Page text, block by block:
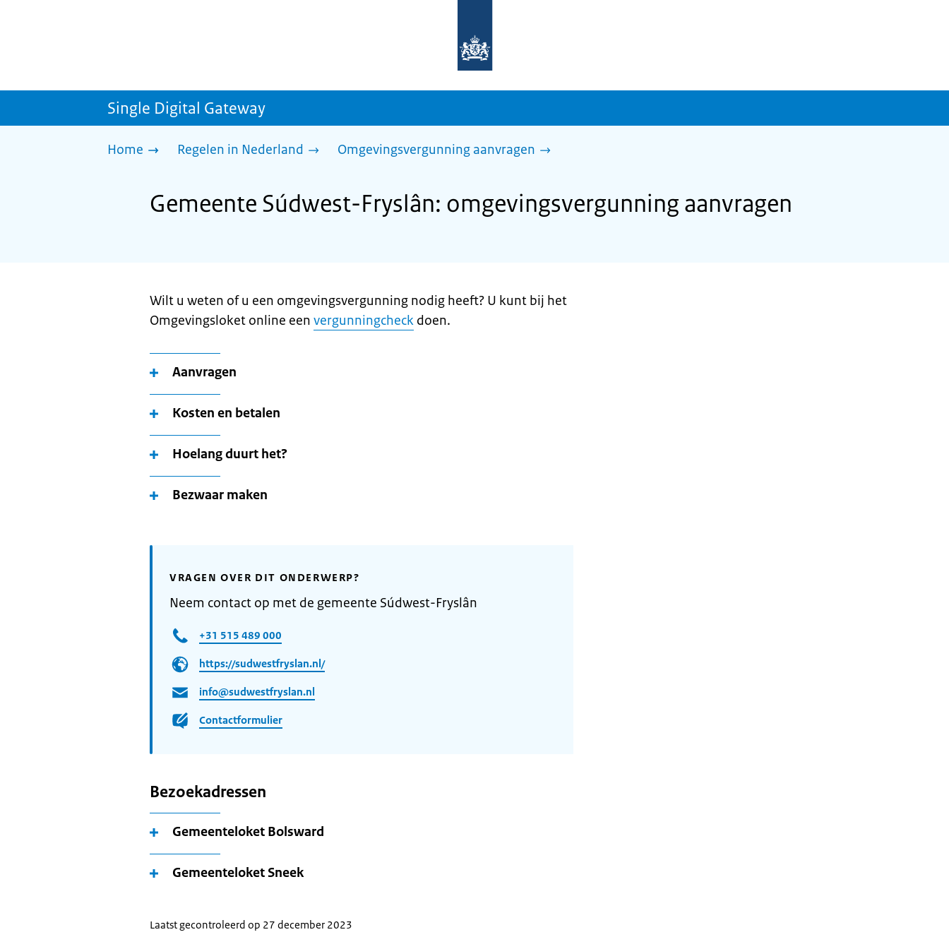
homepage
sdg.rijksoverheid.nl
Single Digital Gateway
Home Regelen in Nederland Omgevingsvergunning aanvragen
Gemeente Súdwest-Fryslân: omgevingsvergunning aanvragen
Wilt u weten of u een omgevingsvergunning nodig heeft? U kunt bij het
Omgevingsloket online een vergunningcheck doen.
Aanvragen
Kosten en betalen
Hoelang duurt het?
Bezwaar maken
VRAGEN OVER DIT ONDERWERP?
Neem contact op met de gemeente Súdwest-Fryslân
+31 515 489 000
https://sudwestfryslan.nl/
info@sudwestfryslan.nl
Contactformulier
Bezoekadressen
Gemeenteloket Bolsward
Gemeenteloket Sneek
Laatst gecontroleerd op 27 december 2023